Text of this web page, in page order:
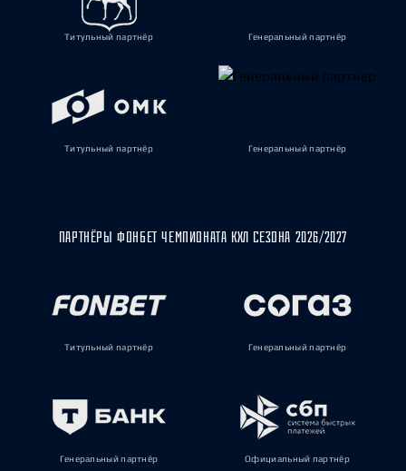
Титульный партнёр Генеральный партнёр
Титульный партнёр Генеральный партнёр
ПАРТНЁРЫ ФОНБЕТ ЧЕМПИОНАТА КХЛ СЕЗОНА 2026/2027
Титульный партнёр Генеральный партнёр
Генеральный партнёр Официальный партнёр